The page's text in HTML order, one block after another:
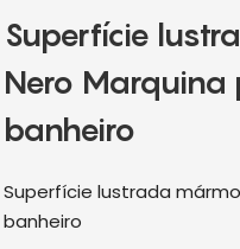
Superfície
Nero
banheiro
Superfície lustrada
banheiro